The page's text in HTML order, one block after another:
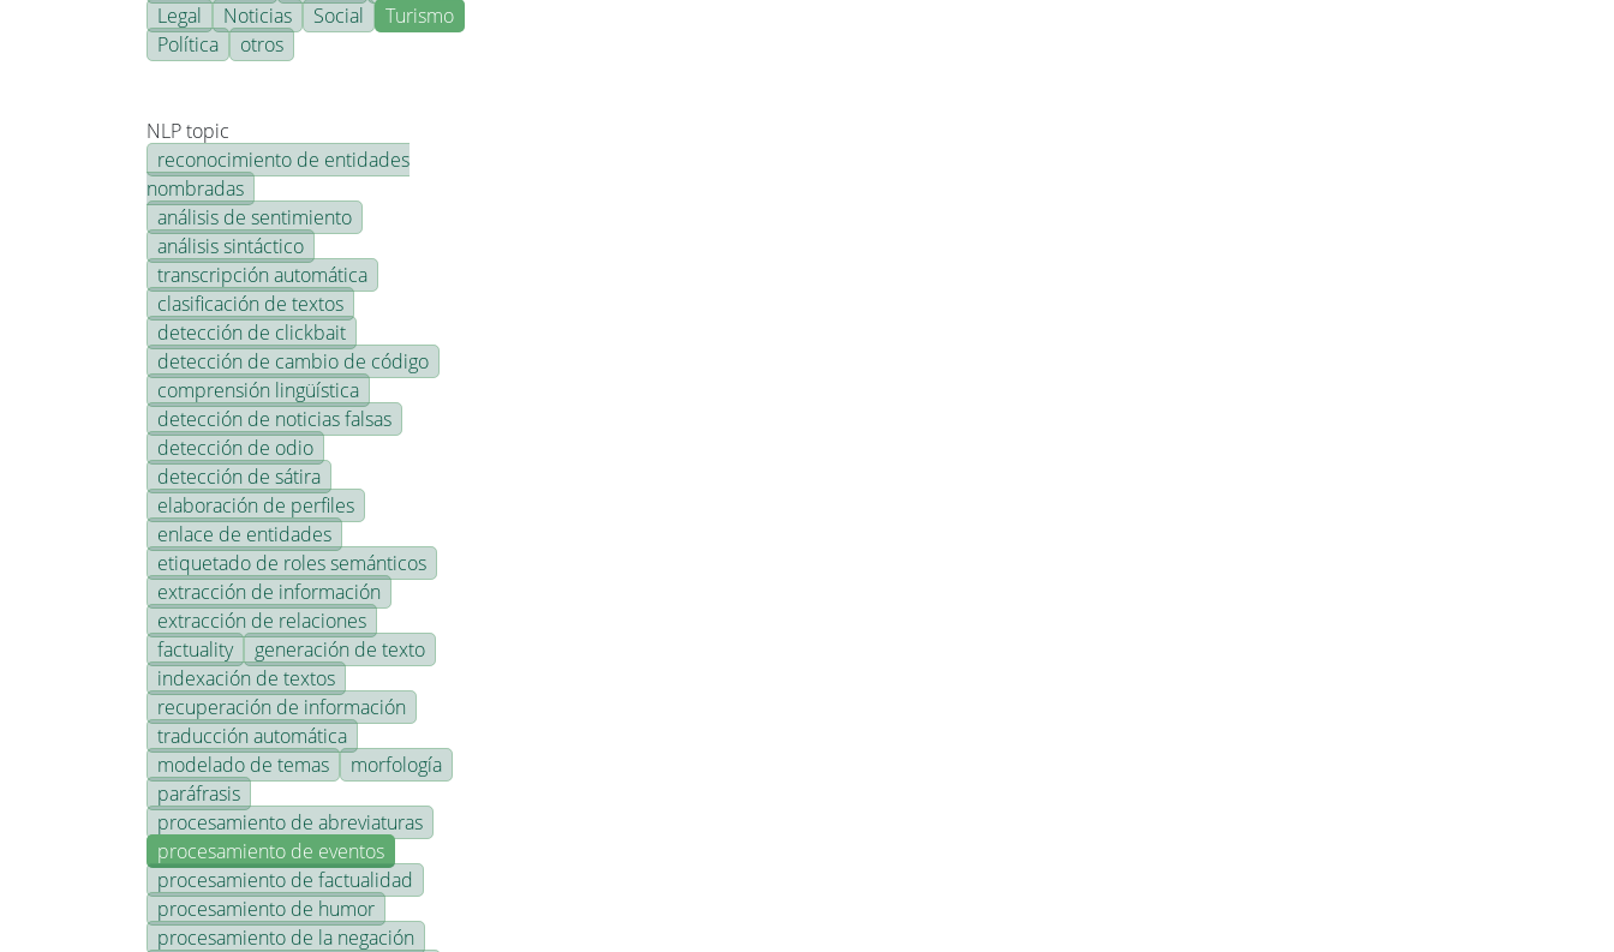
Legal
Noticias Social
Turismo
Política
otros
NLP topic
reconocimiento de entidades
nombradas
análisis de sentimiento
análisis sintáctico
transcripción automática
clasificación de textos
detección de clickbait
detección de cambio de código
comprensión lingüística
detección de noticias falsas
detección de odio
detección de sátira
elaboración de perfiles
enlace de entidades
etiquetado de roles semánticos
extracción de información
extracción de relaciones
factuality
generación de texto
indexación de textos
recuperación de información
traducción automática
modelado de temas
morfología
paráfrasis
procesamiento de abreviaturas
procesamiento de eventos
procesamiento de factualidad
procesamiento de humor
procesamiento de la negación